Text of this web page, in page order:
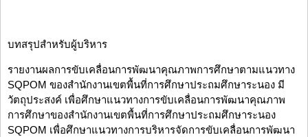
บทสรุปสำหรับผู้บริหาร
รายงานผลการขับเคลื่อนการพัฒนาคุณภาพการศึกษาตามแนวทาง
SQPOM ของสำนักงานเขตพื้นที่การศึกษาประถมศึกษาระนอง มี
วัตถุประสงค์ เพื่อศึกษาแนวทางการขับเคลื่อนการพัฒนาคุณภาพ
การศึกษาของสำนักงานเขตพื้นที่การศึกษาประถมศึกษาระนอง
SQPOM เพื่อศึกษาแนวทางการบริหารจัดการขับเคลื่อนการพัฒนา